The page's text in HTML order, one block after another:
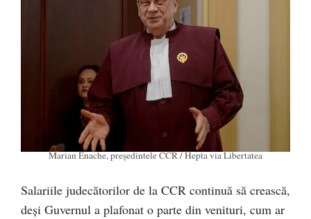
Marian Enache, președintele CCR / Hepta via Libertatea
Salariile judecătorilor de la CCR continuă să crească,
deși Guvernul a plafonat o parte din venituri, cum ar